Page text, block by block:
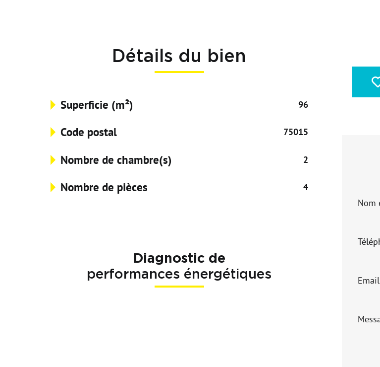
Détails du bien
Superficie (m²) 96
Code postal 75015
Nombre de chambre(s) 2
Nombre de pièces 4
Diagnostic de
performances énergétiques
Nom